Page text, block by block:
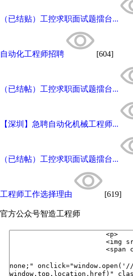
（已结贴）工控求职面试题擂台...
自动化工程师招聘 [604]
（已结帖）工控求职面试题擂台...
【深圳】急聘自动化机械工程师...
（已结帖）工控求职面试题擂台...
工程师工作选择理由 [619]
官方公众号智造工程师